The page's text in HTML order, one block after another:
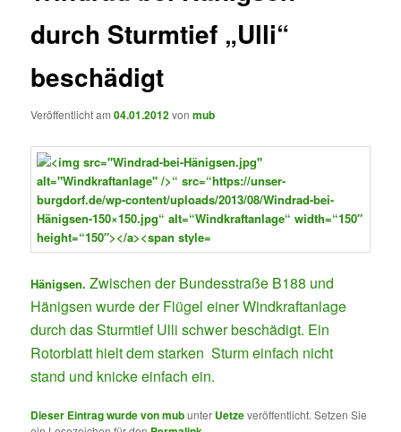
durch Sturmtief „Ulli“
beschädigt
Veröffentlicht am04.01.2012vonmub
Hänigsen. Zwischen der Bundesstraße B188 und
Hänigsen wurde der Flügel einer Windkraftanlage
durch das Sturmtief Ulli schwer beschädigt. Ein
Rotorblatt hielt dem starken Sturm einfach nicht
stand und knicke einfach ein.
Dieser Eintrag wurde vonmubunter Uetzeveröffentlicht. Setzen Sie